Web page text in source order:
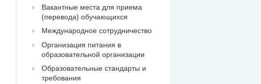
Вакантные места для приема
(перевода) обучающихся
Международное сотрудничество
Организация питания в
образовательной организации
Образовательные стандарты и
требования